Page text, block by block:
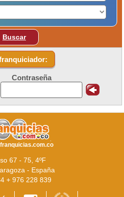
Buscar
Contraseña
67 - 75, 4ºF
- España
+ 976 228 839